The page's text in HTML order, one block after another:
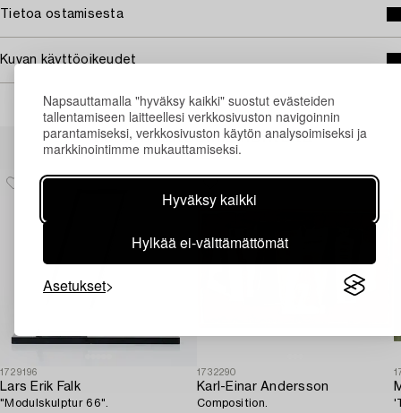
Napsauttamalla "hyväksy kaikki" suostut evästeiden
tallentamiseen laitteellesi verkkosivuston navigoinnin
parantamiseksi, verkkosivuston käytön analysoimiseksi ja
markkinointimme mukauttamiseksi.
Hyväksy kaikki
Hylkää ei-välttämättömät
Asetukset
Tietoa ostamisesta
Kuvan käyttöoikeudet
Muiden katsomia kohteita
1729196
Lars Erik Falk
"Modulskulptur 66".
1732290
Karl-Einar Andersson
Composition.